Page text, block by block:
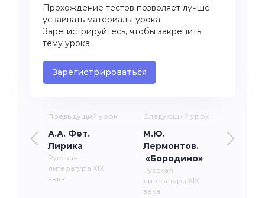
Прохождение тестов позволяет лучше
усваивать материалы урока.
Зарегистрируйтесь, чтобы закрепить
тему урока.
Зарегистрироваться
Предыдущий урок
А.А. Фет.
Лирика
Русская
литература XIX
века
Следующий урок
М.Ю.
Лермонтов.
«Бородино»
Русская
литература XIX
века